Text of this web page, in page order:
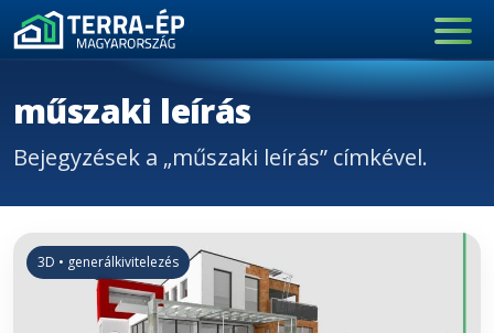
Main Navigation
műszaki leírás
Bejegyzések a „műszaki leírás” címkével.
3D • generálkivitelezés